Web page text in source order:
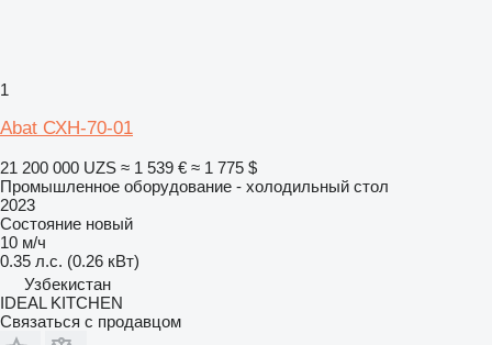
1
Abat СХН-70-01
21 200 000 UZS ≈ 1 539 € ≈ 1 775 $
Промышленное оборудование - холодильный стол
2023
Состояние новый
10 м/ч
0.35 л.с. (0.26 кВт)
Узбекистан
IDEAL KITCHEN
Связаться с продавцом